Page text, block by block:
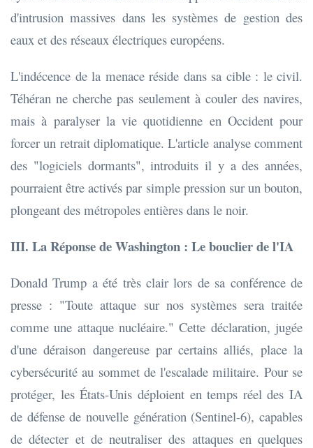
d'intrusion massives dans les systèmes de gestion des
eaux et des réseaux électriques européens.
L'indécence de la menace réside dans sa cible : le civil.
Téhéran ne cherche pas seulement à couler des navires,
mais à paralyser la vie quotidienne en Occident pour
forcer un retrait diplomatique. L'article analyse comment
des "logiciels dormants", introduits il y a des années,
pourraient être activés par simple pression sur un bouton,
plongeant des métropoles entières dans le noir.
III. La Réponse de Washington : Le bouclier de l'IA
Donald Trump a été très clair lors de sa conférence de
presse : "Toute attaque sur nos systèmes sera traitée
comme une attaque nucléaire." Cette déclaration, jugée
d'une déraison dangereuse par certains alliés, place la
cybersécurité au sommet de l'escalade militaire. Pour se
protéger, les États-Unis déploient en temps réel des IA
de défense de nouvelle génération (Sentinel-6), capables
de détecter et de neutraliser des attaques en quelques